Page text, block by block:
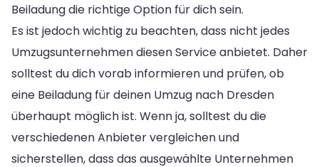
Beiladung die richtige Option für dich sein.
Es ist jedoch wichtig zu beachten, dass nicht jedes
Umzugsunternehmen diesen Service anbietet. Daher
solltest du dich vorab informieren und prüfen, ob
eine Beiladung für deinen Umzug nach Dresden
überhaupt möglich ist. Wenn ja, solltest du die
verschiedenen Anbieter vergleichen und
sicherstellen, dass das ausgewählte Unternehmen